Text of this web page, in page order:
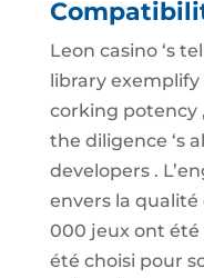
Leon casino ‘s
library exemplify
corking potency
the diligence ‘s
developers .
envers la qualité
000 jeux ont été
été choisi pour